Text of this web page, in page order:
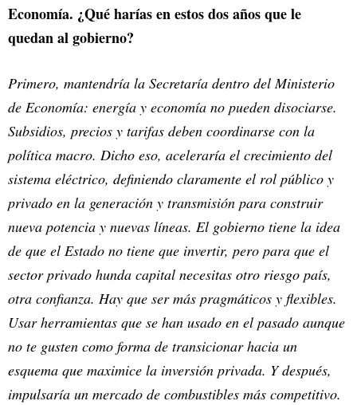
Economía. ¿Qué harías en estos dos años que le
quedan al gobierno?
Primero, mantendría la Secretaría dentro del Ministerio
de Economía: energía y economía no pueden disociarse.
Subsidios, precios y tarifas deben coordinarse con la
política macro. Dicho eso, aceleraría el crecimiento del
sistema eléctrico, definiendo claramente el rol público y
privado en la generación y transmisión para construir
nueva potencia y nuevas líneas. El gobierno tiene la idea
de que el Estado no tiene que invertir, pero para que el
sector privado hunda capital necesitas otro riesgo país,
otra confianza. Hay que ser más pragmáticos y flexibles.
Usar herramientas que se han usado en el pasado aunque
no te gusten como forma de transicionar hacia un
esquema que maximice la inversión privada. Y después,
impulsaría un mercado de combustibles más competitivo.